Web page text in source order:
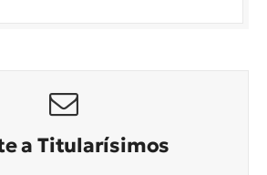
a Titularísimos